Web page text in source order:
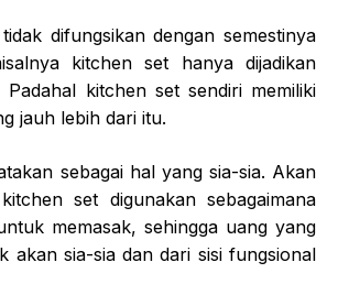
difungsikan dengan semestinya
kitchen set hanya dijadikan
Padahal kitchen set sendiri memiliki
jauh lebih dari itu.
sebagai hal yang sia-sia. Akan
set digunakan sebagaimana
memasak, sehingga uang yang
akan sia-sia dan dari sisi fungsional